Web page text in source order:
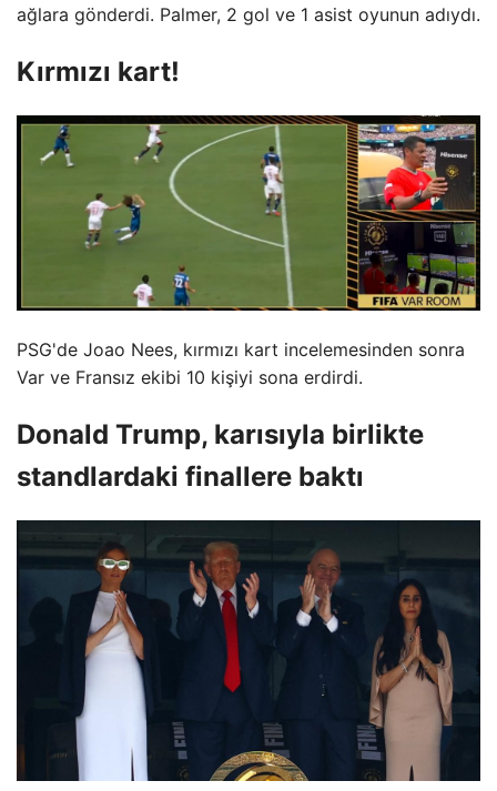
ağlara gönderdi. Palmer, 2 gol ve 1 asist oyunun adıydı.
Kırmızı kart!
PSG'de Joao Nees, kırmızı kart incelemesinden sonra
Var ve Fransız ekibi 10 kişiyi sona erdirdi.
Donald Trump, karısıyla birlikte
standlardaki finallere baktı